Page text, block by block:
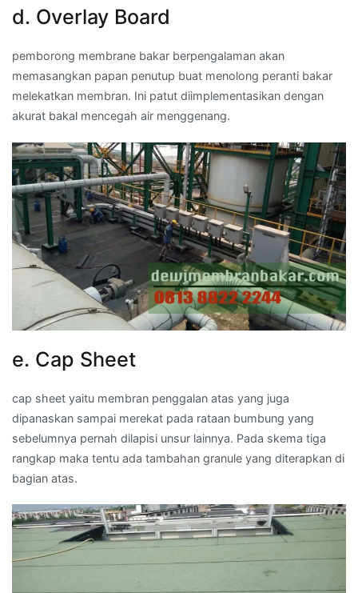
d. Overlay Board
pemborong membrane bakar berpengalaman akan
memasangkan papan penutup buat menolong peranti bakar
melekatkan membran. Ini patut diimplementasikan dengan
akurat bakal mencegah air menggenang.
e. Cap Sheet
cap sheet yaitu membran penggalan atas yang juga
dipanaskan sampai merekat pada rataan bumbung yang
sebelumnya pernah dilapisi unsur lainnya. Pada skema tiga
rangkap maka tentu ada tambahan granule yang diterapkan di
bagian atas.